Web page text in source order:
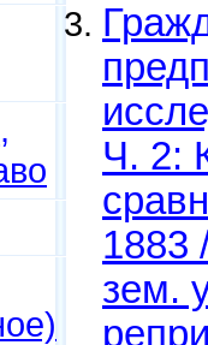
Ч. 2:
1883
зем.